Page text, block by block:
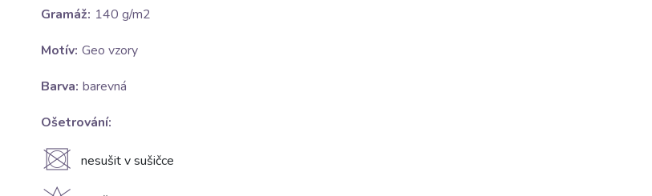
Gramáž: 140 g/m2
Motív: Geo vzory
Barva: barevná
Ošetrování:
U nesušit v sušičce